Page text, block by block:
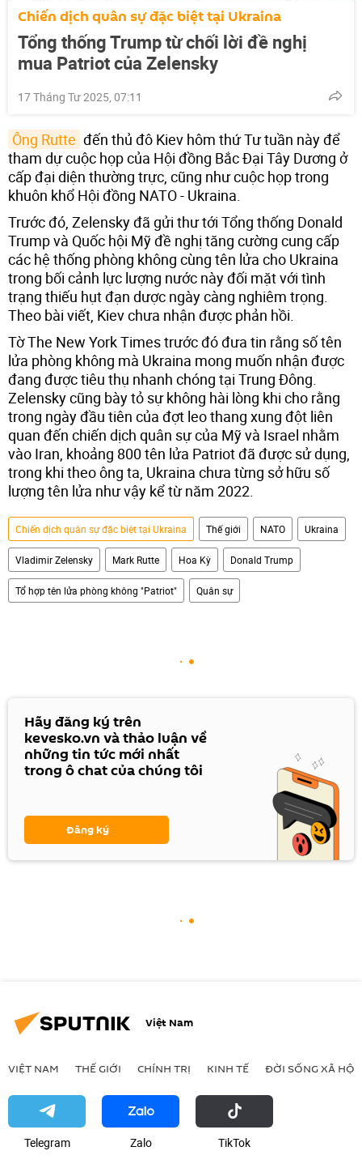
Chiến dịch quân sự đặc biệt tại Ukraina
Tổng thống Trump từ chối lời đề nghị
mua Patriot của Zelensky
17 Tháng Tư 2025, 07:11
Ông Rutte đến thủ đô Kiev hôm thứ Tư tuần này để
tham dự cuộc họp của Hội đồng Bắc Đại Tây Dương ở
cấp đại diện thường trực, cũng như cuộc họp trong
khuôn khổ Hội đồng NATO - Ukraina.
Trước đó, Zelensky đã gửi thư tới Tổng thống Donald
Trump và Quốc hội Mỹ đề nghị tăng cường cung cấp
các hệ thống phòng không cùng tên lửa cho Ukraina
trong bối cảnh lực lượng nước này đối mặt với tình
trạng thiếu hụt đạn dược ngày càng nghiêm trọng.
Theo bài viết, Kiev chưa nhận được phản hồi.
Tờ The New York Times trước đó đưa tin rằng số tên
lửa phòng không mà Ukraina mong muốn nhận được
đang được tiêu thụ nhanh chóng tại Trung Đông.
Zelensky cũng bày tỏ sự không hài lòng khi cho rằng
trong ngày đầu tiên của đợt leo thang xung đột liên
quan đến chiến dịch quân sự của Mỹ và Israel nhằm
vào Iran, khoảng 800 tên lửa Patriot đã được sử dụng,
trong khi theo ông ta, Ukraina chưa từng sở hữu số
lượng tên lửa như vậy kể từ năm 2022.
Chiến dịch quân sự đặc biệt tại Ukraina Thế giới NATO Ukraina
Vladimir Zelensky Mark Rutte Hoa Kỳ Donald Trump
Tổ hợp tên lửa phòng không "Patriot" Quân sự
Hãy đăng ký trên
kevesko.vn và thảo luận về
những tin tức mới nhất
trong ô chat của chúng tôi
Đăng ký
Việt Nam
VIỆT NAM THẾ GIỚI CHÍNH TRỊ KINH TẾ ĐỜI SỐNG XÃ HỘI
Telegram Zalo ТikТоk